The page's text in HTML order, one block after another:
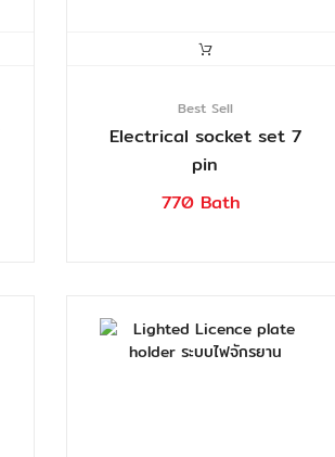
Best Sell
Electrical socket set 7
pin
770 Bath